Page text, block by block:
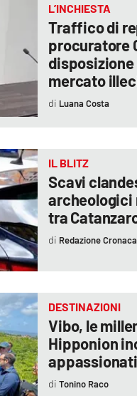
L’INCHIESTA
Traffico di
procuratore
disposizione
mercato
Luana Costa
IL BLITZ
Scavi
archeologici
tra
Redazione Cronaca
DESTINAZIONI
Vibo, le
Hipponion
Tonino Raco